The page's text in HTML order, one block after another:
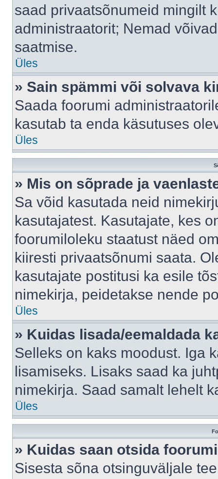
saad privaatsõnumeid mingilt
administraatorit; Nemad
saatmise.
Üles
» Sain spämmi või solvava
Saada foorumi
kasutab ta enda käsutuses
Üles
» Mis on sõprade ja
Sa võid kasutada neid
kasutajatest. Kasutajate, kes
foorumiloleku staatust näed
kiiresti privaatsõnumi saata.
kasutajate postitusi ka esile
nimekirja, peidetakse nende
Üles
» Kuidas lisada/eemaldada
Selleks on kaks moodust. Iga
lisamiseks. Lisaks saad ka
nimekirja. Saad samalt lehelt
Üles
» Kuidas saan otsida
Sisesta sõna otsinguväljale